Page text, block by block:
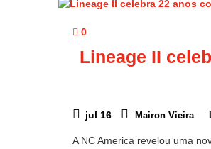
0
Lineage II
jul 16 Mairon Vieira
A NC America revelou uma